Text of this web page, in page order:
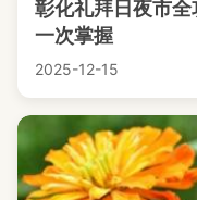
彰化礼拜日夜市
一次掌握
2025-12-15